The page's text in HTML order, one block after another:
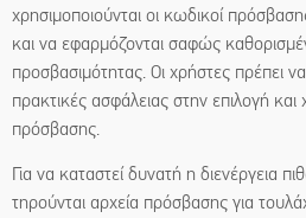
χρησιμοποιούνται οι κωδικοί
και να εφαρμόζονται σαφώς
προσβασιμότητας. Οι χρήστες πρέπει
πρακτικές ασφάλειας στην επιλογή
πρόσβασης.
Για να καταστεί δυνατή η διενέργεια
τηρούνται αρχεία πρόσβασης για